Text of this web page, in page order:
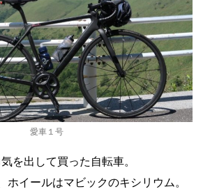
愛車１号
を出して買った自転車。
ホイールはマビックのキシリウム。